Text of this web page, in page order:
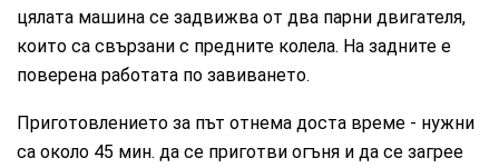
цялата машина се задвижва от два парни двигателя,
които са свързани с предните колела. На задните е
поверена работата по завиването.
Приготовлението за път отнема доста време - нужни
са около 45 мин. да се приготви огъня и да се загрее